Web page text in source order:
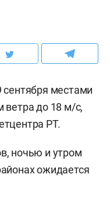
местами
ветра до 18 м/с,
РТ.
ночью и утром
ожидается